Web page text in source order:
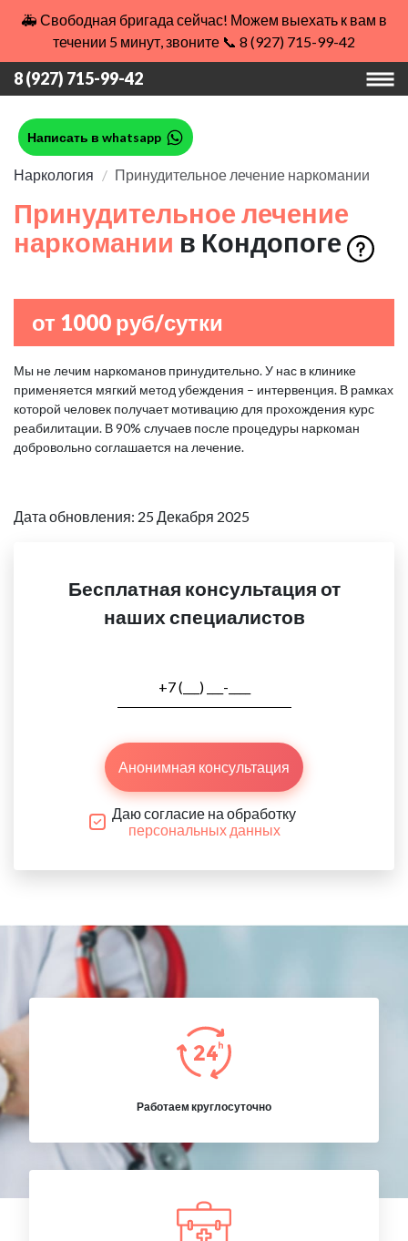
🚑 Свободная бригада сейчас! Можем выехать к вам в
течении 5 минут, звоните 📞 8 (927) 715-99-42
8 (927) 715-99-42
Написать в whatsapp
Наркология Принудительное лечение наркомании
Принудительное лечение
наркомании в Кондопоге
от 1000 руб/сутки
Мы не лечим наркоманов принудительно. У нас в клинике
применяется мягкий метод убеждения – интервенция. В рамках
которой человек получает мотивацию для прохождения курс
реабилитации. В 90% случаев после процедуры наркоман
добровольно соглашается на лечение.
Дата обновления: 25 Декабря 2025
Бесплатная консультация от
наших специалистов
Анонимная консультация
Даю согласие на обработку
персональных данных
Работаем круглосуточно